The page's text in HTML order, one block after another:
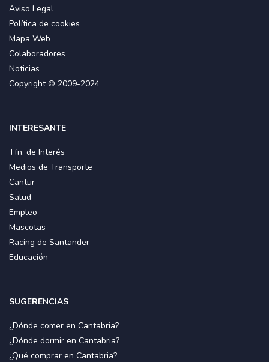
Aviso Legal
Política de cookies
Mapa Web
Colaboradores
Noticias
Copyright © 2009-2024
INTERESANTE
Tfn. de Interés
Medios de Transporte
Cantur
Salud
Empleo
Mascotas
Racing de Santander
Educación
SUGERENCIAS
¿Dónde comer en Cantabria?
¿Dónde dormir en Cantabria?
¿Qué comprar en Cantabria?